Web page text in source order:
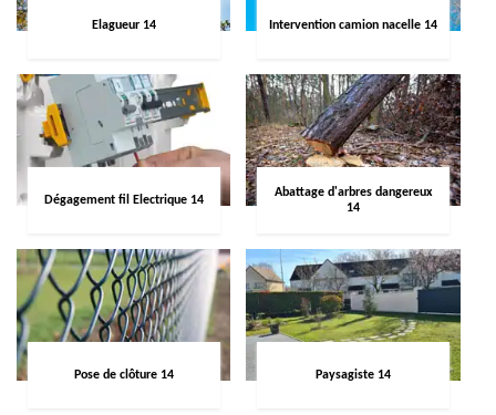
Elagueur 14 Intervention camion nacelle 14
Dégagement fil Electrique 14
Abattage d'arbres dangereux
14
Pose de clôture 14 Paysagiste 14